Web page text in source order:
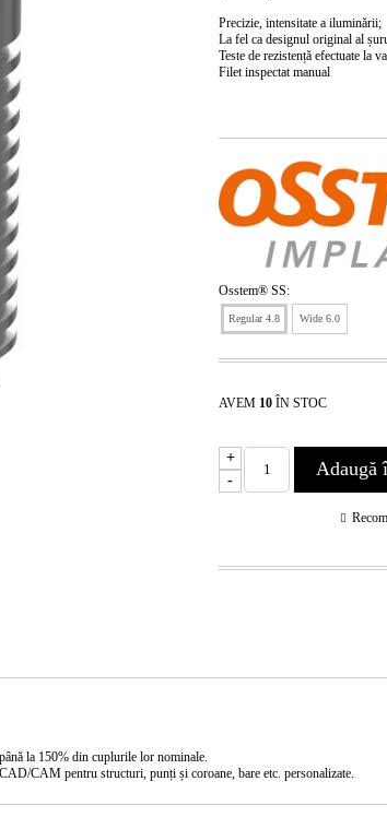
Precizie, intensitate a iluminării;
La fel ca designul original al
Teste de rezistență efectuate la
Filet inspectat manual
Osstem® SS:
Regular 4.8 Wide 6.0
AVEM 10 ÎN STOC
+
-
la 150% din cuplurile lor nominale.
CAM pentru structuri, punți și coroane, bare etc. personalizate.